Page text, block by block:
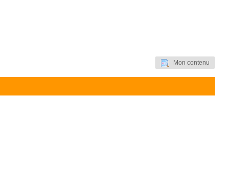
Mon contenu